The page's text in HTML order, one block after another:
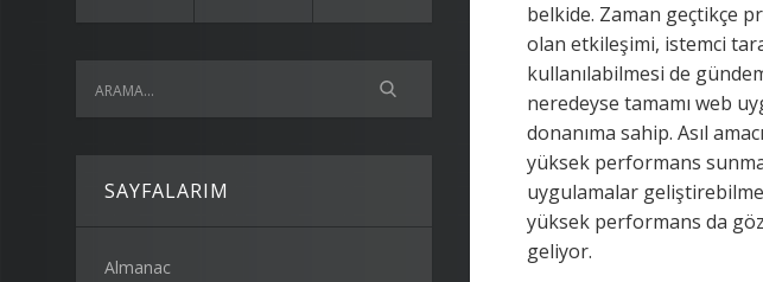
SAYFALARIM
Almanac
belkide. Zaman geçtikçe
olan etkileşimi, istemci
kullanılabilmesi de
neredeyse tamamı web
donanıma sahip. Asıl
yüksek performans
uygulamalar
yüksek performans da
geliyor.